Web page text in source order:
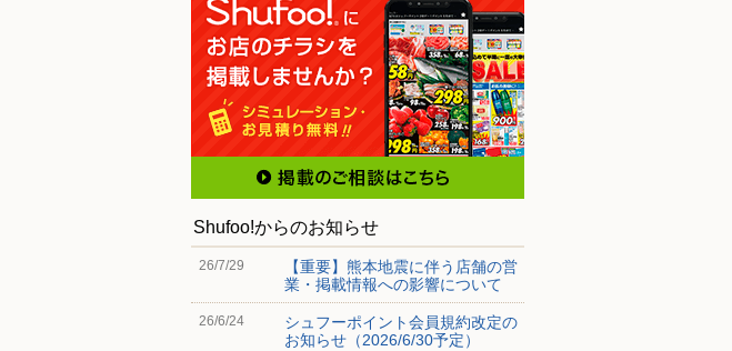
Shufoo!からのお知らせ
26/7/29
【重要】熊本地震に伴う店舗の営
業・掲載情報への影響について
26/6/24
シュフーポイント会員規約改定の
お知らせ（2026/6/30予定）